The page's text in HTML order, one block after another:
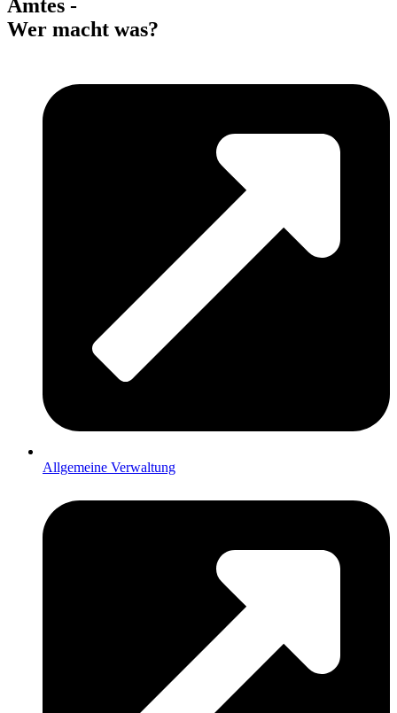
Amtes -
Wer macht was?
Allgemeine Verwaltung